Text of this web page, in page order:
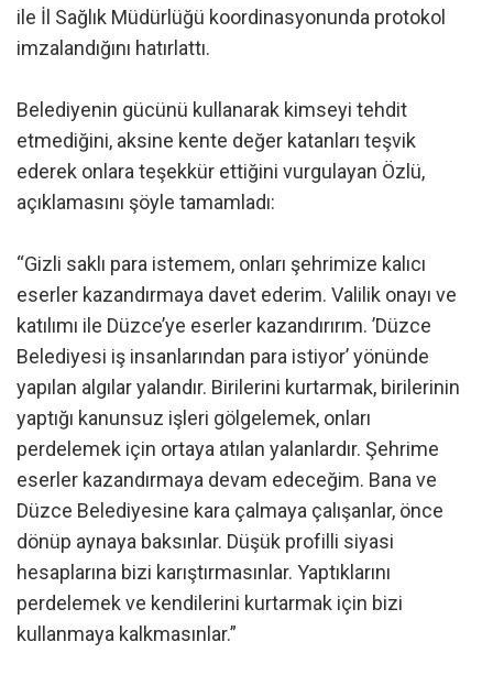
ile İl Sağlık Müdürlüğü koordinasyonunda protokol
imzalandığını hatırlattı.
Belediyenin gücünü kullanarak kimseyi tehdit
etmediğini, aksine kente değer katanları teşvik
ederek onlara teşekkür ettiğini vurgulayan Özlü,
açıklamasını şöyle tamamladı:
“Gizli saklı para istemem, onları şehrimize kalıcı
eserler kazandırmaya davet ederim. Valilik onayı ve
katılımı ile Düzce’ye eserler kazandırırım. ’Düzce
Belediyesi iş insanlarından para istiyor’ yönünde
yapılan algılar yalandır. Birilerini kurtarmak, birilerinin
yaptığı kanunsuz işleri gölgelemek, onları
perdelemek için ortaya atılan yalanlardır. Şehrime
eserler kazandırmaya devam edeceğim. Bana ve
Düzce Belediyesine kara çalmaya çalışanlar, önce
dönüp aynaya baksınlar. Düşük profilli siyasi
hesaplarına bizi karıştırmasınlar. Yaptıklarını
perdelemek ve kendilerini kurtarmak için bizi
kullanmaya kalkmasınlar.”